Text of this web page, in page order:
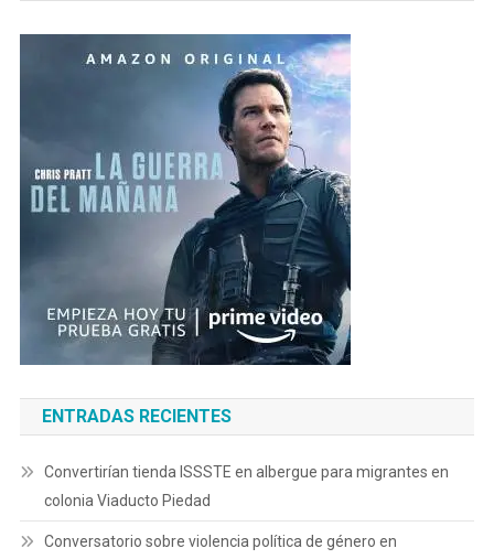
ENTRADAS RECIENTES
Convertirían tienda ISSSTE en albergue para migrantes en
colonia Viaducto Piedad
Conversatorio sobre violencia política de género en